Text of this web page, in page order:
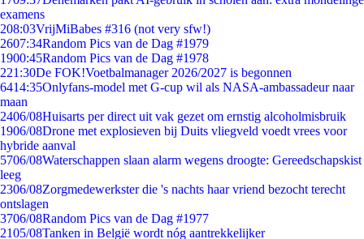
examens
208:03VrijMiBabes #316 (not very sfw!)
2607:34Random Pics van de Dag #1979
1900:45Random Pics van de Dag #1978
221:30De FOK!Voetbalmanager 2026/2027 is begonnen
6414:35Onlyfans-model met G-cup wil als NASA-ambassadeur naar
maan
2406/08Huisarts per direct uit vak gezet om ernstig alcoholmisbruik
1906/08Drone met explosieven bij Duits vliegveld voedt vrees voor
hybride aanval
5706/08Waterschappen slaan alarm wegens droogte: Gereedschapskist
leeg
2306/08Zorgmedewerkster die 's nachts haar vriend bezocht terecht
ontslagen
3706/08Random Pics van de Dag #1977
2105/08Tanken in België wordt nóg aantrekkelijker